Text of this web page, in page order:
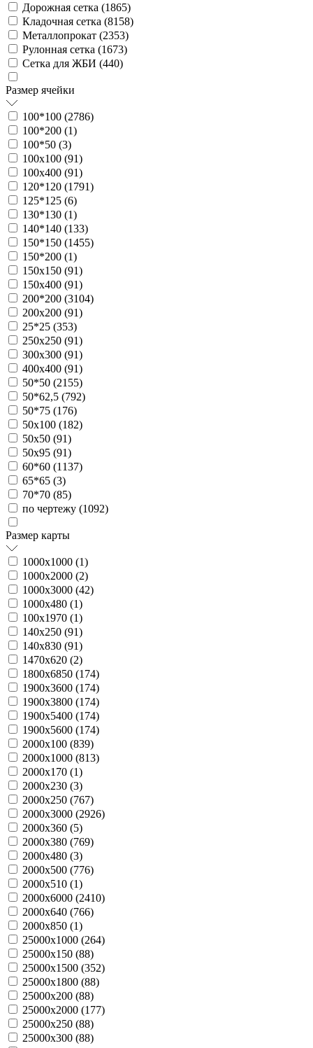
Дорожная сетка (1865)
Кладочная сетка (8158)
Металлопрокат (2353)
Рулонная сетка (1673)
Сетка для ЖБИ (440)
Размер ячейки
100*100 (2786)
100*200 (1)
100*50 (3)
100х100 (91)
100х400 (91)
120*120 (1791)
125*125 (6)
130*130 (1)
140*140 (133)
150*150 (1455)
150*200 (1)
150х150 (91)
150х400 (91)
200*200 (3104)
200х200 (91)
25*25 (353)
250х250 (91)
300х300 (91)
400х400 (91)
50*50 (2155)
50*62,5 (792)
50*75 (176)
50х100 (182)
50х50 (91)
50х95 (91)
60*60 (1137)
65*65 (3)
70*70 (85)
по чертежу (1092)
Размер карты
1000х1000 (1)
1000х2000 (2)
1000х3000 (42)
1000х480 (1)
100х1970 (1)
140х250 (91)
140х830 (91)
1470х620 (2)
1800х6850 (174)
1900х3600 (174)
1900х3800 (174)
1900х5400 (174)
1900х5600 (174)
2000х100 (839)
2000х1000 (813)
2000х170 (1)
2000х230 (3)
2000х250 (767)
2000х3000 (2926)
2000х360 (5)
2000х380 (769)
2000х480 (3)
2000х500 (776)
2000х510 (1)
2000х6000 (2410)
2000х640 (766)
2000х850 (1)
25000х1000 (264)
25000х150 (88)
25000х1500 (352)
25000х1800 (88)
25000х200 (88)
25000х2000 (177)
25000х250 (88)
25000х300 (88)